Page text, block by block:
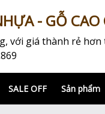
- GỖ CAO
với giá thành rẻ
SALE OFF Sản phẩm